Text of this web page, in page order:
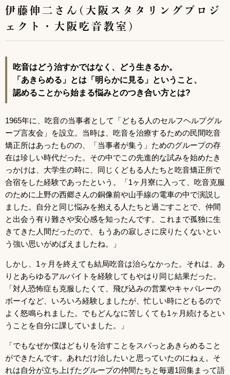
伊藤伸二さん(大阪スタタリングプロジ
ェクト・大阪吃音教室)
吃音はどう治すかではなく、どう生きるか。
「あきらめる」とは「明らかに見る」ということ、
認めることから始まる悩みとのつき合い方とは?
1965年に、吃音の当事者として「どもる人のセルフヘルプグル
ープ言友会」を設立。当時は、吃音を治療するための民間吃音
矯正所はあったものの、「当事者が集う」ためのグループの存
在は珍しい時代だった。その中でこの先進的な試みを始めたき
っかけは、大学生の時に、同じくどもる人たちと吃音矯正所で
合宿をした経験であったという。「1ヶ月寮に入って、吃音克服
のために上野の西郷さんの銅像前や山手線の電車の中で演説し
ました。自分と同じ悩みを抱える人たちと過ごすことで、仲間
と出会う有り難さや安心感を知ったんです。これまで孤独に生
きてきた人間だったので、もうあの寂しさに戻りたくないとい
う強い思いがめばえましたね。」
しかし、1ヶ月を終えても結局吃音は治らなかった。それは、あ
りとあらゆるアルバイトを経験してもやはり同じ結果だった。
「対人恐怖症も克服したくて、飛び込みの営業やキャバレーの
ボーイなど、いろいろ経験しましたが、忙しい時にどもるので
よく怒鳴られました。でもどんなに苦しくても1ヶ月続けるとい
うことを自分に課していました。」
「でもなぜか僕はどもりを治すことをスパっとあきらめること
ができたんです。あれだけ治したいと思っていたのにねぇ。そ
れは自分が立ち上げたグループの仲間たちと毎週1回集まって語